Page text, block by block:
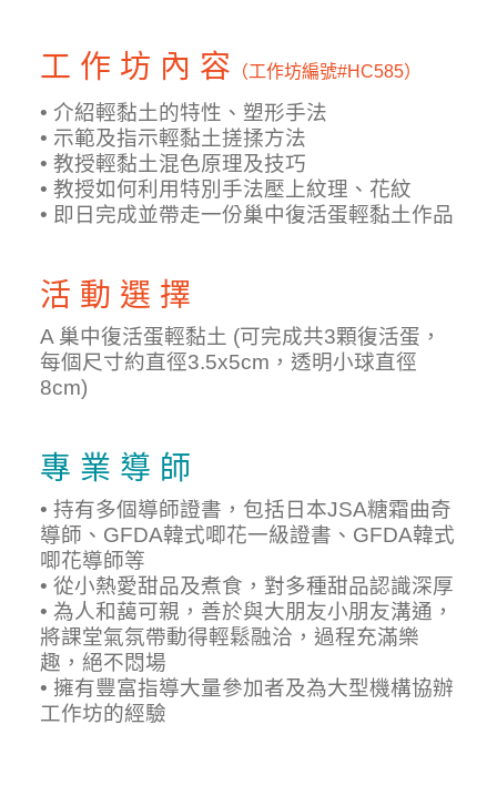
工 作 坊 內 容 （工作坊編號#HC585）
• 介紹輕黏土的特性、塑形手法
• 示範及指示輕黏土搓揉方法
• 教授輕黏土混色原理及技巧
• 教授如何利用特別手法壓上紋理、花紋
• 即日完成並帶走一份巢中復活蛋輕黏土作品
活 動 選 擇
A 巢中復活蛋輕黏土 (可完成共3顆復活蛋，
每個尺寸約直徑3.5x5cm，透明小球直徑
8cm)
專 業 導 師
• 持有多個導師證書，包括日本JSA糖霜曲奇
導師、GFDA韓式唧花一級證書、GFDA韓式
唧花導師等
• 從小熱愛甜品及煮食，對多種甜品認識深厚
• 為人和藹可親，善於與大朋友小朋友溝通，
將課堂氣氛帶動得輕鬆融洽，過程充滿樂
趣，絕不悶場
• 擁有豐富指導大量參加者及為大型機構協辦
工作坊的經驗